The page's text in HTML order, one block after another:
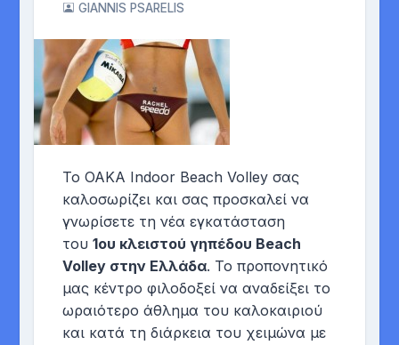
GIANNIS PSARELIS
To ΟΑΚΑ Indoor Beach Volley σας
καλοσωρίζει και σας προσκαλεί να
γνωρίσετε τη νέα εγκατάσταση
του1ου κλειστού γηπέδου Beach
Volley στην Ελλάδα. Το προπονητικό
μας κέντρο φιλοδοξεί να αναδείξει το
ωραιότερο άθλημα του καλοκαιριού
και κατά τη διάρκεια του χειμώνα με